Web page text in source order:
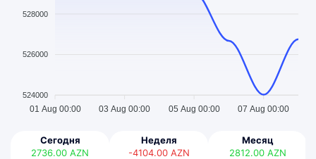
528000
526000
524000
01 Aug 00:00 03 Aug 00:00 05 Aug 00:00 07 Aug 00:00
Сегодня
2736.00 AZN
Неделя
-4104.00 AZN
Месяц
2812.00 AZN